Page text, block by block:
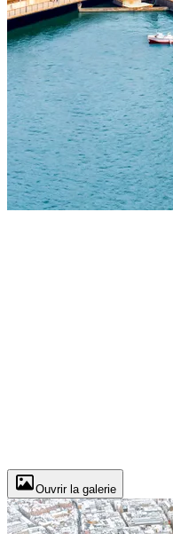
Ouvrir la galerie